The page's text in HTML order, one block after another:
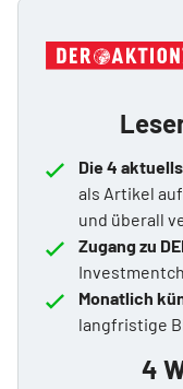
Die 4
als Artikel
und überall
Zugang zu
Monatlich
langfristige
4